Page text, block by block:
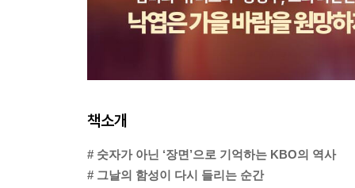
책소개
# 숫자가 아닌 ‘장면’으로 기억하는 KBO의 역사
# 그날의 함성이 다시 들리는 순간